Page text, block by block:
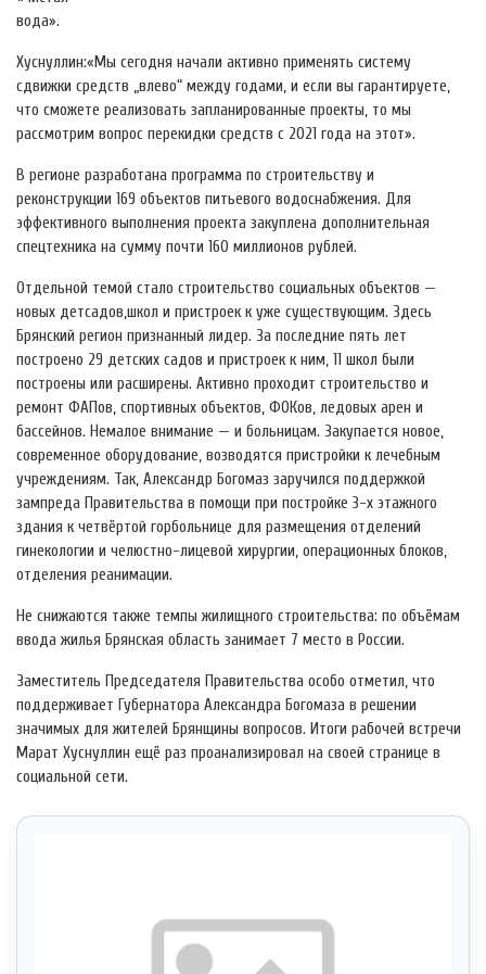
вода».
Хуснуллин:«Мы сегодня начали активно применять систему
сдвижки средств „влево“ между годами, и если вы гарантируете,
что сможете реализовать запланированные проекты, то мы
рассмотрим вопрос перекидки средств с 2021 года на этот».
В регионе разработана программа по строительству и
реконструкции 169 объектов питьевого водоснабжения. Для
эффективного выполнения проекта закуплена дополнительная
спецтехника на сумму почти 160 миллионов рублей.
Отдельной темой стало строительство социальных объектов —
новых детсадов,школ и пристроек к уже существующим. Здесь
Брянский регион признанный лидер. За последние пять лет
построено 29 детских садов и пристроек к ним, 11 школ были
построены или расширены. Активно проходит строительство и
ремонт ФАПов, спортивных объектов, ФОКов, ледовых арен и
бассейнов. Немалое внимание — и больницам. Закупается новое,
современное оборудование, возводятся пристройки к лечебным
учреждениям. Так, Александр Богомаз заручился поддержкой
зампреда Правительства в помощи при постройке 3-х этажного
здания к четвёртой горбольнице для размещения отделений
гинекологии и челюстно-лицевой хирургии, операционных блоков,
отделения реанимации.
Не снижаются также темпы жилищного строительства: по объёмам
ввода жилья Брянская область занимает 7 место в России.
Заместитель Председателя Правительства особо отметил, что
поддерживает Губернатора Александра Богомаза в решении
значимых для жителей Брянщины вопросов. Итоги рабочей встречи
Марат Хуснуллин ещё раз проанализировал на своей странице в
социальной сети.